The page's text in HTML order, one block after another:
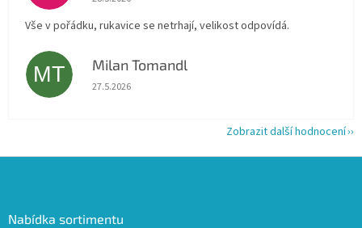
Vše v pořádku, rukavice se netrhají, velikost odpovídá.
MT Milan Tomandl
Hodnocení obchodu je 5 z 5 hvězdiček.
27.5.2026
Zobrazit další hodnocení
Nabídka sortimentu